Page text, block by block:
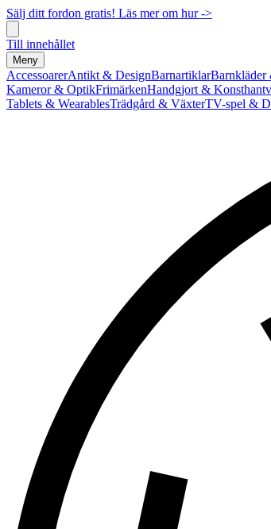
Sälj ditt fordon gratis! Läs mer om hur ->
Till innehållet
Meny
AccessoarerAntikt & DesignBarnartiklarBarnkläder
Kameror & OptikFrimärkenHandgjort &
Tablets & WearablesTrädgård & VäxterTV-spel &